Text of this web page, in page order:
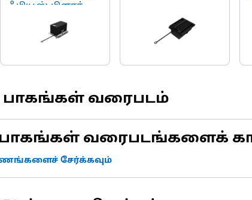
ஃபியூஸ் பிளாக்
பாகங்கள் வரைபடம்
பாகங்கள் வரைபடங்களைக்
சேர்க்கவும்